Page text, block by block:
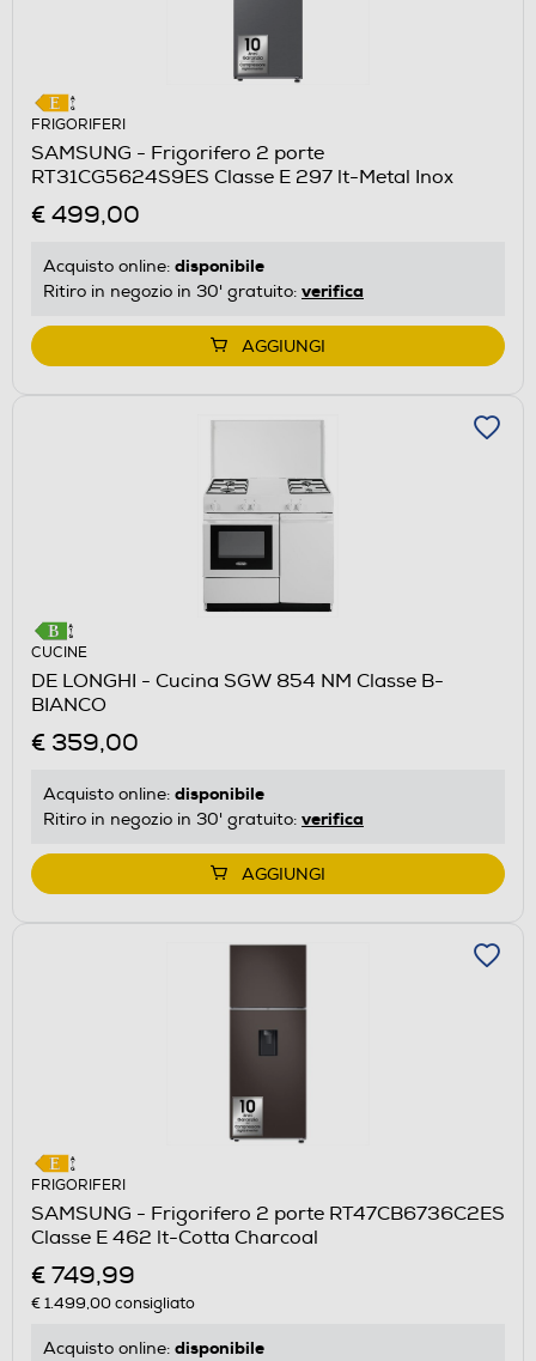
FRIGORIFERI
SAMSUNG - Frigorifero 2 porte
RT31CG5624S9ES Classe E 297 lt-Metal Inox
€ 499,00
Acquisto online: disponibile
Ritiro in negozio in 30' gratuito: verifica
AGGIUNGI
CUCINE
DE LONGHI - Cucina SGW 854 NM Classe B-
BIANCO
€ 359,00
Acquisto online: disponibile
Ritiro in negozio in 30' gratuito: verifica
AGGIUNGI
FRIGORIFERI
SAMSUNG - Frigorifero 2 porte RT47CB6736C2ES
Classe E 462 lt-Cotta Charcoal
€ 749,99
€ 1.499,00consigliato
Acquisto online: disponibile